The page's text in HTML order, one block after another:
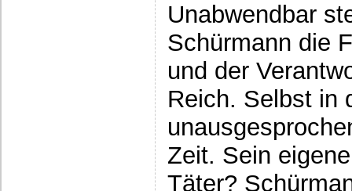
Unabwendbar
Schürmann die
und der
Reich. Selbst in
Zeit. Sein
Täter?